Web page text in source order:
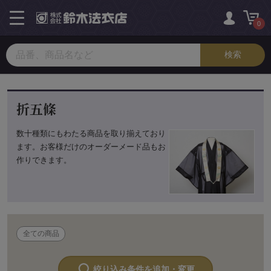
0
toggle
navigation
折五條
数十種類にもわたる商品を取り揃えており
ます。お客様だけのオーダーメード品もお
作りできます。
全ての商品
絞り込み条件を追加・変更